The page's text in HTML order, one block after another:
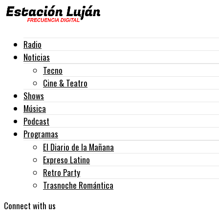
Radio
Noticias
Tecno
Cine & Teatro
Shows
Música
Podcast
Programas
El Diario de la Mañana
Expreso Latino
Retro Party
Trasnoche Romántica
Connect with us